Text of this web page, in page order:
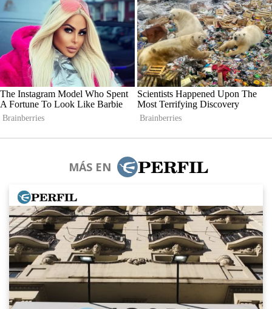
MÁS EN